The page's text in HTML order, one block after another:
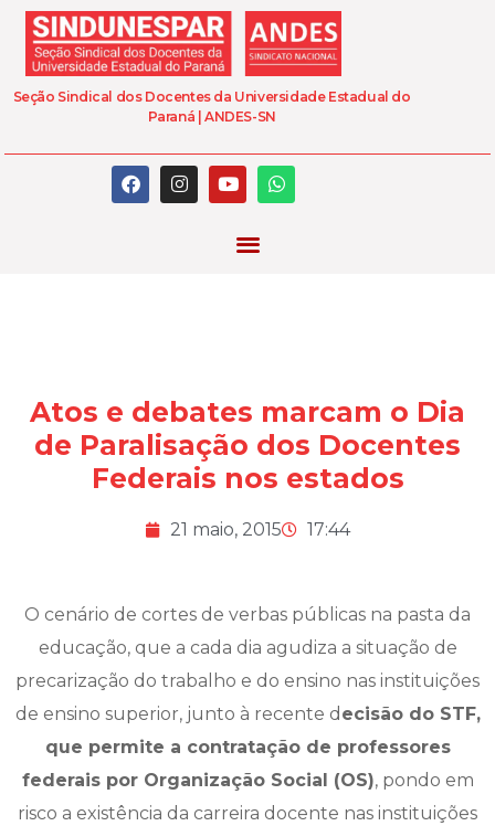
Seção Sindical dos Docentes da Universidade Estadual do
Paraná | ANDES-SN
Atos e debates marcam o Dia
de Paralisação dos Docentes
Federais nos estados
21 maio, 2015 17:44
O cenário de cortes de verbas públicas na pasta da
educação, que a cada dia agudiza a situação de
precarização do trabalho e do ensino nas instituições
de ensino superior, junto à recente d ecisão do STF,
que permite a contratação de professores
federais por Organização Social (OS), pondo em
risco a existência da carreira docente nas instituições